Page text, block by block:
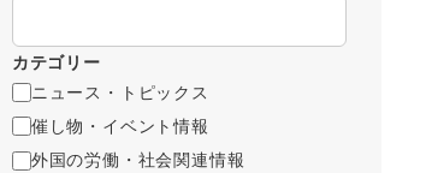
カテゴリー
ニュース・トピックス
催し物・イベント情報
外国の労働・社会関連情報